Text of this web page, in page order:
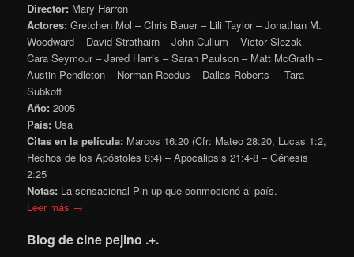
Director: Mary Harron
Actores: Gretchen Mol – Chris Bauer – Lili Taylor – Jonathan M.
Woodward – David Strathairn – John Cullum – Victor Slezak –
Cara Seymour – Jared Harris – Sarah Paulson – Matt McGrath –
Austin Pendleton – Norman Reedus – Dallas Roberts – Tara
Subkoff
Año: 2005
País: Usa
Citas en la película: Marcos 16:20 (Cfr: Mateo 28:20, Lucas 1:2,
Hechos de los Apóstoles 8:4) – Apocalipsis 21:4-8 – Génesis
2:25
Notas: La sensacional Pin-up que conmocionó al país.
Leer más →
Blog de cine pejino .+.